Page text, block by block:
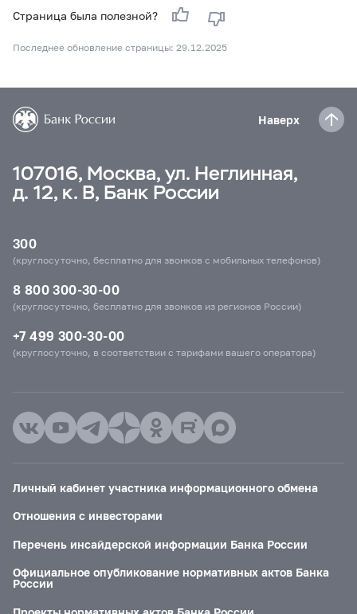
Страница была полезной?
Последнее обновление страницы: 29.12.2025
Наверх
107016, Москва, ул. Неглинная,
д. 12, к. В, Банк России
300
(круглосуточно, бесплатно для звонков с мобильных телефонов)
8 800 300-30-00
(круглосуточно, бесплатно для звонков из регионов России)
+7 499 300-30-00
(круглосуточно, в соответствии с тарифами вашего оператора)
Личный кабинет участника информационного обмена
Отношения с инвесторами
Перечень инсайдерской информации Банка России
Официальное опубликование нормативных актов Банка
России